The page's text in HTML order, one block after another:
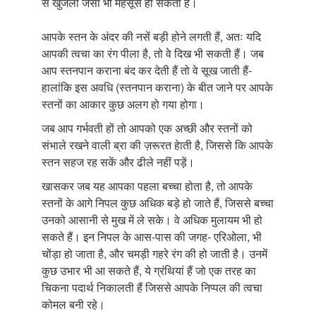
आपके स्तन के अंदर की नसें बड़ी होने लगती हैं, अतः यदि
आपकी त्वचा का रंग पीला है, तो वे दिख भी सकती हैं। जब
आप स्तनपान कराना बंद कर देती हैं तो वे सूख जाती हैं-
हालांकि इस अवधि (स्तनपान कराना) के बीत जाने पर आपके
स्तनों का आकार कुछ अलग हो गया होगा।
जब आप गर्भवती हों तो आपको एक अच्छी और स्तनों को
संभाले रखने वाली ब्रा की ज़रूरत हेाती है, जिससे कि आपके
स्तन सहज रह सकें और ढीले नहीं पड़ें।
खासकर जब यह आपका पहला बच्चा होता है, तो आपके
स्तनों के आगे निपल कुछ अधिक बड़े हो जाते हैं, जिससे बच्चा
उनको आसानी से मुख में ले सके। वे अधिक मुलायम भी हो
सकते हैं। इन निपल के आस-पास की जगह- एरिओला, भी
चोंड़ा हो जाता है, और चमड़ी गहरे रंग की हो जाती है। उनमें
कुछ उभार भी आ सकते हैं, ये ग्रंथियां हैं जो एक तरह का
चिकना पदार्थ निकालती हैं जिससे आपके निप्पल की त्वचा
कोमल बनी रहे।